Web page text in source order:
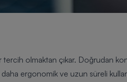
olmaktan çıkar. Doğrudan
ergonomik ve uzun süreli